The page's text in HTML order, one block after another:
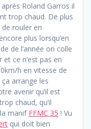
Roland Garros il
trop chaud. De plus
de rouler en
plus lorsqu’en
de l’année on colle
et ce n’est pas en
h en vitesse de
arrange les
avenir qu’il est
chaud, qu’il
manif FFMC 35 ! Vu
qui doit bien